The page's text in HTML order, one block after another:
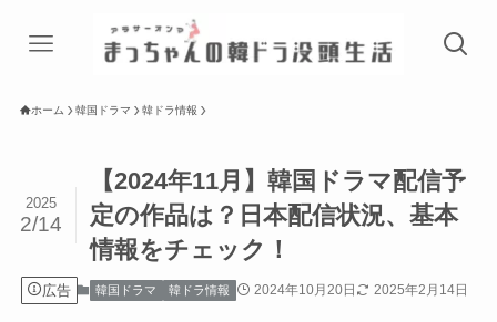
ホーム 韓国ドラマ 韓ドラ情報
【2024年11月】韓国ドラマ配信予
定の作品は？日本配信状況、基本
情報をチェック！
2025
2/14
広告 韓国ドラマ 韓ドラ情報 2024年10月20日 2025年2月14日